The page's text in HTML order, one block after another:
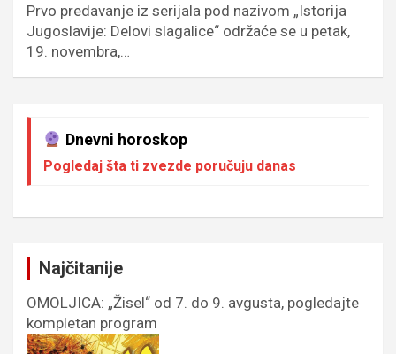
Prvo predavanje iz serijala pod nazivom „Istorija
Jugoslavije: Delovi slagalice“ održaće se u petak,
19. novembra,…
Dnevni horoskop
Pogledaj šta ti zvezde poručuju danas
Najčitanije
OMOLJICA: „Žisel“ od 7. do 9. avgusta, pogledajte
kompletan program